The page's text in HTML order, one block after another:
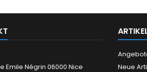
Emile Négrin 06000 Nice
Neue